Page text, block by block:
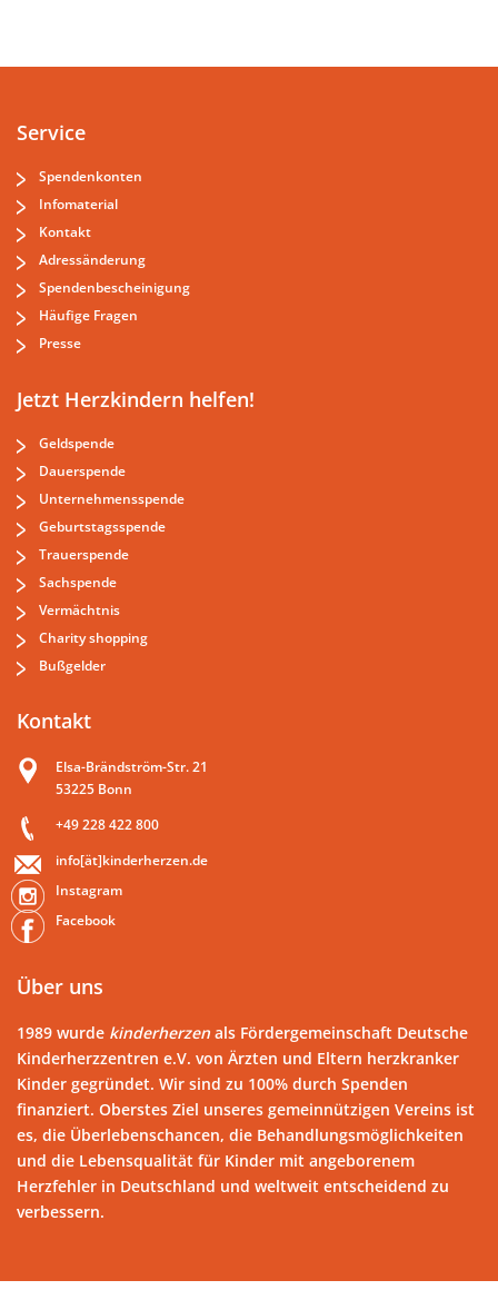
Service
Spendenkonten
Infomaterial
Kontakt
Adressänderung
Spendenbescheinigung
Häufige Fragen
Presse
Jetzt Herzkindern helfen!
Geldspende
Dauerspende
Unternehmensspende
Geburtstagsspende
Trauerspende
Sachspende
Vermächtnis
Charity shopping
Bußgelder
Kontakt
Elsa-Brändström-Str. 21
53225 Bonn
+49 228 422 800
info[ät]kinderherzen.de
Instagram
Facebook
Über uns
1989 wurde kinderherzen als Fördergemeinschaft Deutsche
Kinderherzzentren e.V. von Ärzten und Eltern herzkranker
Kinder gegründet. Wir sind zu 100% durch Spenden
finanziert. Oberstes Ziel unseres gemeinnützigen Vereins ist
es, die Überlebenschancen, die Behandlungsmöglichkeiten
und die Lebensqualität für Kinder mit angeborenem
Herzfehler in Deutschland und weltweit entscheidend zu
verbessern.